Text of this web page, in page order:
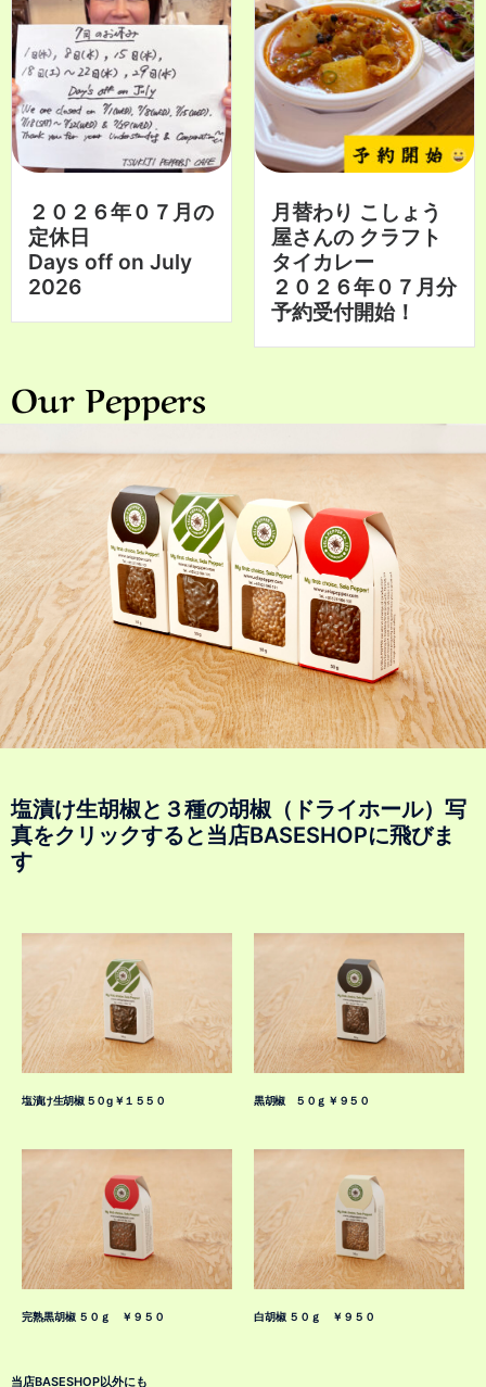
２０２６年０７月の
定休日
Days off on July
2026
月替わり こしょう
屋さんの クラフト
タイカレー
２０２６年０７月分
予約受付開始！
Our Peppers
塩漬け生胡椒と３種の胡椒（ドライホール）写
真をクリックすると当店BASESHOPに飛びま
す
塩漬け生胡椒 ５０g ￥１５５０ 黒胡椒 ５０ｇ ￥９５０
完熟黒胡椒 ５０ｇ ￥９５０ 白胡椒 ５０ｇ ￥９５０
当店BASESHOP以外にも